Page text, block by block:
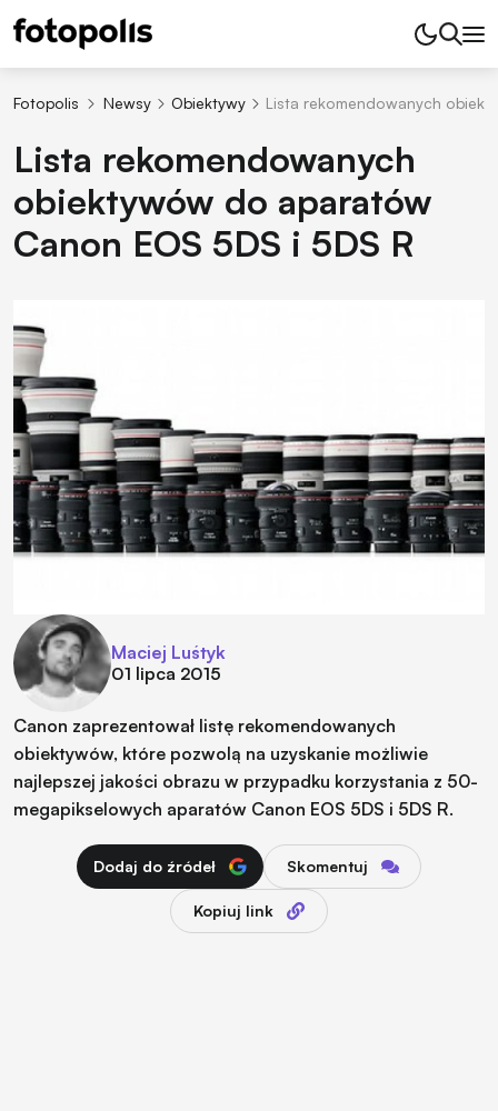
Fotopolis Newsy Obiektywy Lista rekomendowanych
Lista rekomendowanych
obiektywów do aparatów
Canon EOS 5DS i 5DS R
Maciej Luśtyk
01 lipca 2015
Canon zaprezentował listę rekomendowanych
obiektywów, które pozwolą na uzyskanie możliwie
najlepszej jakości obrazu w przypadku korzystania z 50-
megapikselowych aparatów Canon EOS 5DS i 5DS R.
Dodaj do źródeł Skomentuj
Kopiuj link